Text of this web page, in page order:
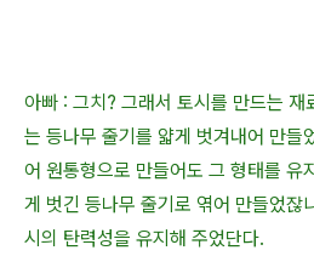
아빠 : 그치? 그래서 토시를 만드는 재
는 등나무 줄기를 얇게 벗겨내어 만들
어 원통형으로 만들어도 그 형태를 유
게 벗긴 등나무 줄기로 엮어 만들었잖
시의 탄력성을 유지해 주었단다.